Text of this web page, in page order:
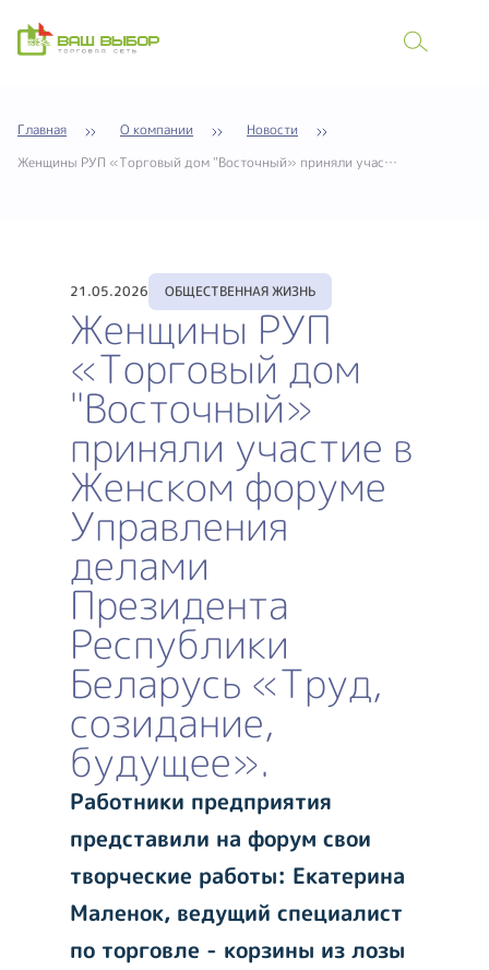
Главная О компании
Новости
Женщины РУП «Торговый дом "Восточный» приняли участие в Женском форуме Управления делами Президента Республики Беларусь «Труд, созидание, будущее».
21.05.2026 ОБЩЕСТВЕННАЯ ЖИЗНЬ
Женщины РУП
«Торговый дом
"Восточный»
приняли участие в
Женском форуме
Управления
делами
Президента
Республики
Беларусь «Труд,
созидание,
будущее».
Работники предприятия
представили на форум свои
творческие работы: Екатерина
Маленок, ведущий специалист
по торговле - корзины из лозы